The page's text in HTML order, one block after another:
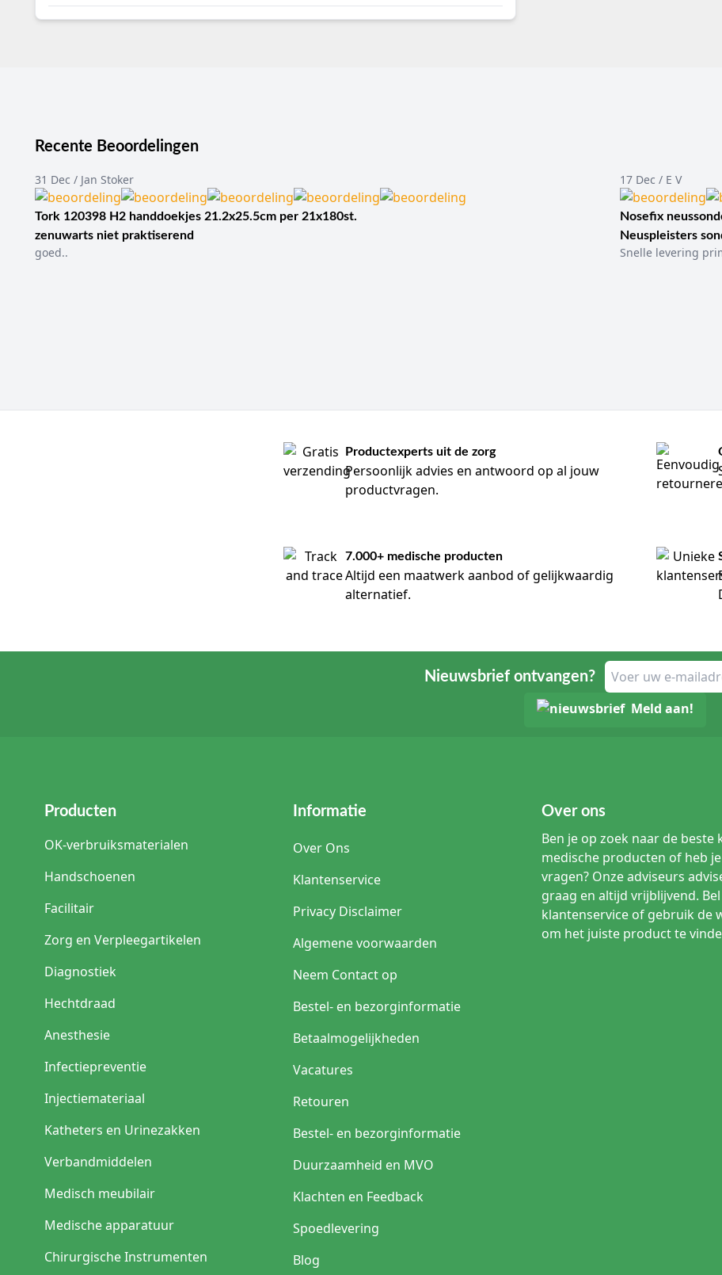
Recente Beoordelingen
31 Dec / Jan Stoker
Tork 120398 H2 handdoekjes 21.2x25.5cm per 21x180st.
zenuwarts niet praktiserend
goed..
17 Dec / E V
Nosefix
Neuspleisters
Snelle levering
Productexperts uit de zorg
Persoonlijk advies en antwoord op al jouw
productvragen.
7.000+ medische producten
Altijd een maatwerk aanbod of gelijkwaardig
alternatief.
Nieuwsbrief ontvangen?
Meld aan!
Producten
OK-verbruiksmaterialen
Handschoenen
Facilitair
Zorg en Verpleegartikelen
Diagnostiek
Hechtdraad
Anesthesie
Infectiepreventie
Injectiemateriaal
Katheters en Urinezakken
Verbandmiddelen
Medisch meubilair
Medische apparatuur
Chirurgische Instrumenten
Informatie
Over Ons
Klantenservice
Privacy Disclaimer
Algemene voorwaarden
Neem Contact op
Bestel- en bezorginformatie
Betaalmogelijkheden
Vacatures
Retouren
Bestel- en bezorginformatie
Duurzaamheid en MVO
Klachten en Feedback
Spoedlevering
Blog
Over ons
Ben je op zoek naar de beste
medische producten of heb
vragen? Onze adviseurs
graag en altijd vrijblijvend.
klantenservice of gebruik de
om het juiste product te